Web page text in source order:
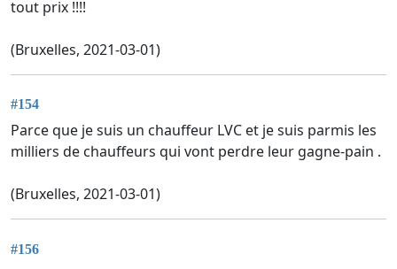
tout prix !!!!
(Bruxelles, 2021-03-01)
#154
Parce que je suis un chauffeur LVC et je suis parmis les
milliers de chauffeurs qui vont perdre leur gagne-pain .
(Bruxelles, 2021-03-01)
#156